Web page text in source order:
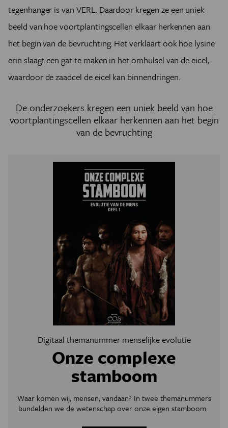
tegenhanger is van VERL. Daardoor kregen ze een uniek
beeld van hoe voortplantingscellen elkaar herkennen aan
het begin van de bevruchting. Het verklaart ook hoe lysine
erin slaagt een gat te maken in het omhulsel van de eicel,
waardoor de zaadcel de eicel kan binnendringen.
De onderzoekers kregen een uniek beeld van hoe
voortplantingscellen elkaar herkennen aan het begin
van de bevruchting
Digitaal themanummer menselijke evolutie
Onze complexe
stamboom
Waar komen wij, mensen, vandaan? In twee themanummers
bundelden we de wetenschap over onze eigen stamboom.